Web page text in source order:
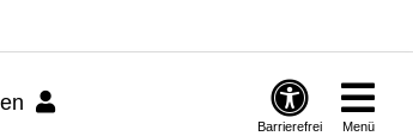
Barrierefrei Menü